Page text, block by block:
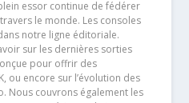
essor continue de fédérer
le monde. Les consoles
notre ligne éditoriale.
sur les dernières sorties
pour offrir des
ou encore sur l’évolution des
Nous couvrons également les